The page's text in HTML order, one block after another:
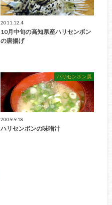
2011.12.4
10月中旬の高知県産ハリセンボン
の唐揚げ
ハリセンボン属
2009.9.18
ハリセンボンの味噌汁